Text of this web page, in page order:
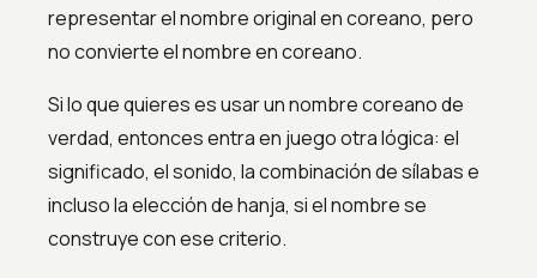
representar el nombre original en coreano, pero
no convierte el nombre en coreano.
Si lo que quieres es usar un nombre coreano de
verdad, entonces entra en juego otra lógica: el
significado, el sonido, la combinación de sílabas e
incluso la elección de hanja, si el nombre se
construye con ese criterio.